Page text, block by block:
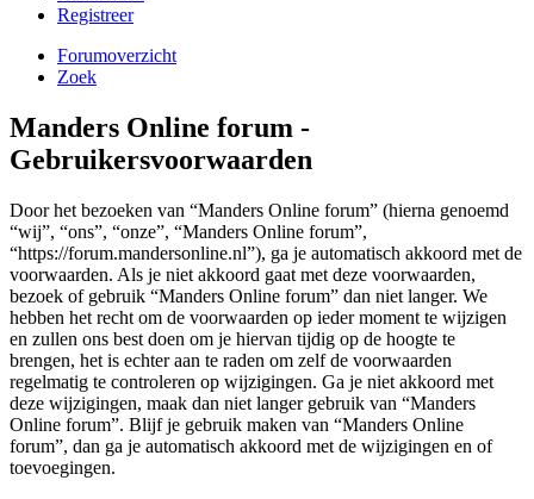
Registreer
Forumoverzicht
Zoek
Manders Online forum -
Gebruikersvoorwaarden
Door het bezoeken van “Manders Online forum” (hierna genoemd
“wij”, “ons”, “onze”, “Manders Online forum”,
“https://forum.mandersonline.nl”), ga je automatisch akkoord met de
voorwaarden. Als je niet akkoord gaat met deze voorwaarden,
bezoek of gebruik “Manders Online forum” dan niet langer. We
hebben het recht om de voorwaarden op ieder moment te wijzigen
en zullen ons best doen om je hiervan tijdig op de hoogte te
brengen, het is echter aan te raden om zelf de voorwaarden
regelmatig te controleren op wijzigingen. Ga je niet akkoord met
deze wijzigingen, maak dan niet langer gebruik van “Manders
Online forum”. Blijf je gebruik maken van “Manders Online
forum”, dan ga je automatisch akkoord met de wijzigingen en of
toevoegingen.